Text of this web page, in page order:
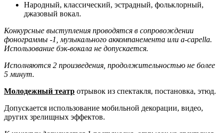
Народный, классический, эстрадный, фольклорный,
джазовый вокал.
Конкурсные выступления проводятся в сопровождении
фонограммы -1, музыкального аккомпанемента или a-capella.
Использование бэк-вокала не допускается.
Исполняются 2 произведения, продолжительностью не более
5 минут.
Молодежный театр отрывок из спектакля, постановка, этюд.
Допускается использование мобильной декорации, видео,
других зрелищных эффектов.